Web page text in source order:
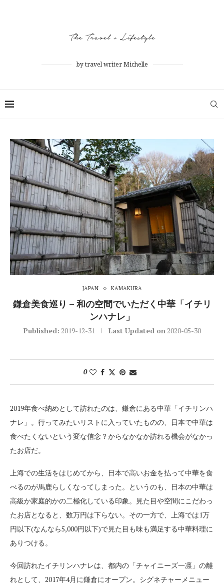
by travel writer Michelle
JAPAN KAMAKURA
鎌倉美食巡り – 和の空間でいただく中華「イチリ
ンハナレ」
Published: 2019-12-31 Last Updated on2020-05-30
0
2019年食べ納めとして訪れたのは、鎌倉にある中華「イチリンハ
ナレ」。行ってみたいリストに入っていたものの、日本で中華は
食べたくないという変な信念？からなかなか訪れる機会がなかっ
たお店だ。
上海での生活をはじめてから、日本で高いお金を払って中華を食
べるのが馬鹿らしくなってしまった。というのも、日本の中華は
高級か家庭的かの二極化している印象。見た目や空間にこだわっ
たお店となると、数万円は下らない。その一方で、上海では1万
円以下(なんなら5,000円以下)で見た目も味も満足する中華料理に
ありつける。
今回訪れたイチリンハナレは、都内の「チャイニーズ一凛」の離
れとして、2017年4月に鎌倉にオープン。シグネチャーメニュー